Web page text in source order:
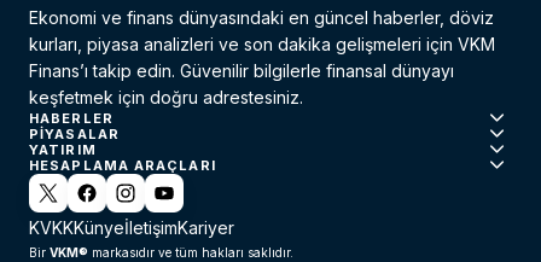
Ekonomi ve finans dünyasındaki en güncel haberler, döviz
kurları, piyasa analizleri ve son dakika gelişmeleri için VKM
Finans’ı takip edin. Güvenilir bilgilerle finansal dünyayı
keşfetmek için doğru adrestesiniz.
HABERLER
PIYASALAR
YATIRIM
HESAPLAMA ARAÇLARI
KVKKKünyeİletişimKariyer
Bir VKM® markasıdır ve tüm hakları saklıdır.